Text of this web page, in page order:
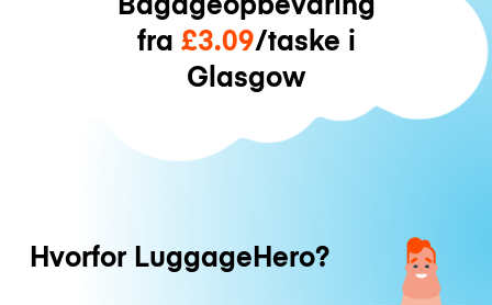
fra £3.09/taske i
Glasgow
Hvorfor LuggageHero?